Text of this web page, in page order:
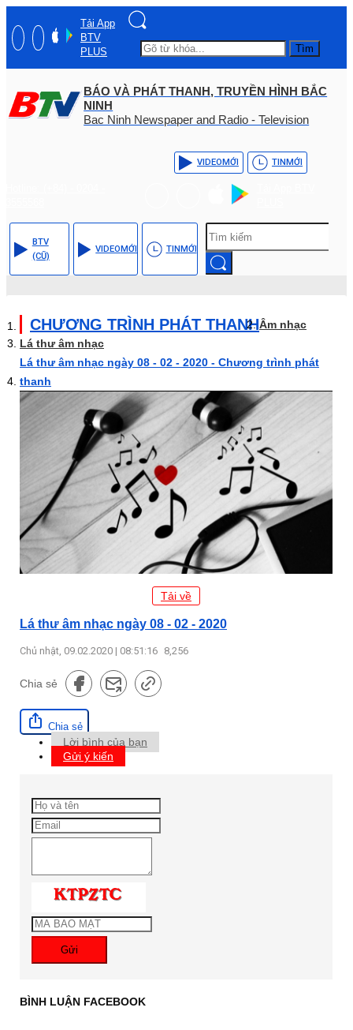
Tải App
BTV
PLUS
Tìm
BÁO VÀ PHÁT THANH, TRUYỀN HÌNH BẮC
NINH
Bac Ninh Newspaper and Radio - Television
VIDEOMỚI TINMỚI
BTV
(CŨ)
VIDEOMỚI TINMỚI
CHƯƠNG TRÌNH PHÁT THANHÂm nhạc
Lá thư âm nhạc
Lá thư âm nhạc ngày 08 - 02 - 2020 - Chương trình phát
thanh
Tải về
Lá thư âm nhạc ngày 08 - 02 - 2020
Chủ nhật, 09.02.2020 | 08:51:16 8,256
Chia sẻ
Chia sẻ
Lời bình của bạn
Gửi ý kiến
Gửi
BÌNH LUẬN FACEBOOK